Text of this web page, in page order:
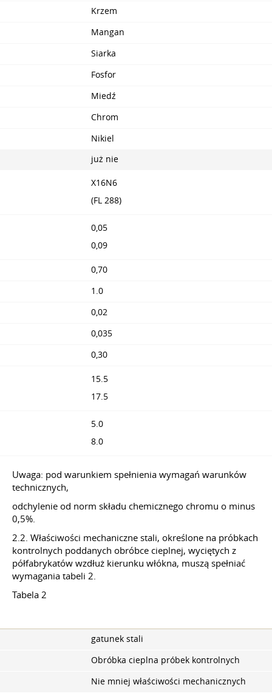
Krzem
Mangan
Siarka
Fosfor
Miedź
Chrom
Nikiel
już nie
X16N6
(FL 288)
0,05
0,09
0,70
1.0
0,02
0,035
0,30
15.5
17.5
5.0
8.0
Uwaga: pod warunkiem spełnienia wymagań warunków
technicznych,
odchylenie od norm składu chemicznego chromu o minus
0,5%.
2.2. Właściwości mechaniczne stali, określone na próbkach
kontrolnych poddanych obróbce cieplnej, wyciętych z
półfabrykatów wzdłuż kierunku włókna, muszą spełniać
wymagania tabeli 2.
Tabela 2
gatunek stali
Obróbka cieplna próbek kontrolnych
Nie mniej właściwości mechanicznych